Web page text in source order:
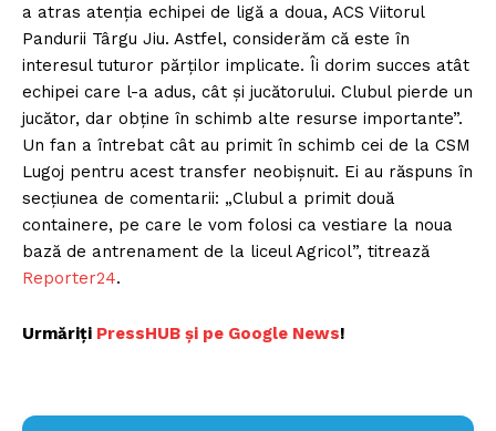
a atras atenția echipei de ligă a doua, ACS Viitorul
Pandurii Târgu Jiu. Astfel, considerăm că este în
interesul tuturor părților implicate. Îi dorim succes atât
echipei care l-a adus, cât și jucătorului. Clubul pierde un
jucător, dar obține în schimb alte resurse importante”.
Un fan a întrebat cât au primit în schimb cei de la CSM
Lugoj pentru acest transfer neobișnuit. Ei au răspuns în
secțiunea de comentarii: „Clubul a primit două
containere, pe care le vom folosi ca vestiare la noua
bază de antrenament de la liceul Agricol”, titrează
Reporter24.
Urmăriți PressHUB și pe Google News!